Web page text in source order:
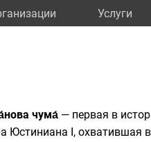
Услуги
чума́ — первая в
Юстиниана I, охватившая